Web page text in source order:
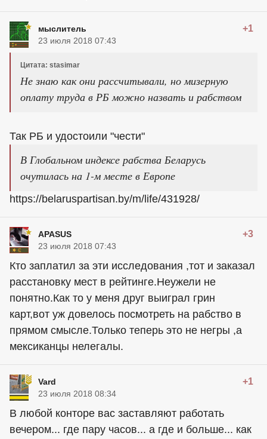
мыслитель +1
23 июля 2018 07:43
Цитата: stasimar
Не знаю как они рассчитывали, но мизерную
оплату труда в РБ можно назвать и рабством
Так РБ и удостоили "чести"
В Глобальном индексе рабства Беларусь
очутилась на 1-м месте в Европе
https://belaruspartisan.by/m/life/431928/
APASUS +3
23 июля 2018 07:43
Кто заплатил за эти исследования ,тот и заказал
расстановку мест в рейтинге.Неужели не
понятно.Как то у меня друг выиграл грин
карт,вот уж довелось посмотреть на рабство в
прямом смысле.Только теперь это не негры ,а
мексиканцы нелегалы.
Vard +1
23 июля 2018 08:34
В любой конторе вас заставляют работать
вечером... где пару часов... а где и больше... как